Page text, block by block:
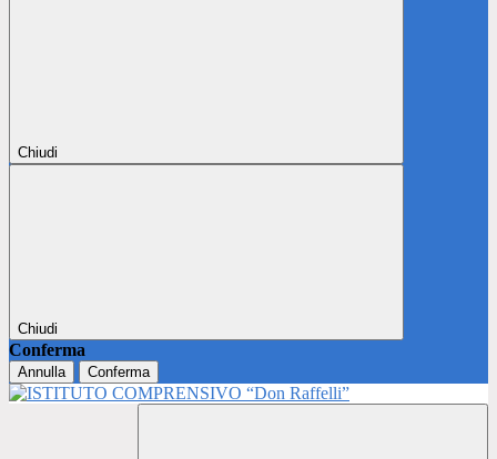
Chiudi
Chiudi
Conferma
Annulla Conferma